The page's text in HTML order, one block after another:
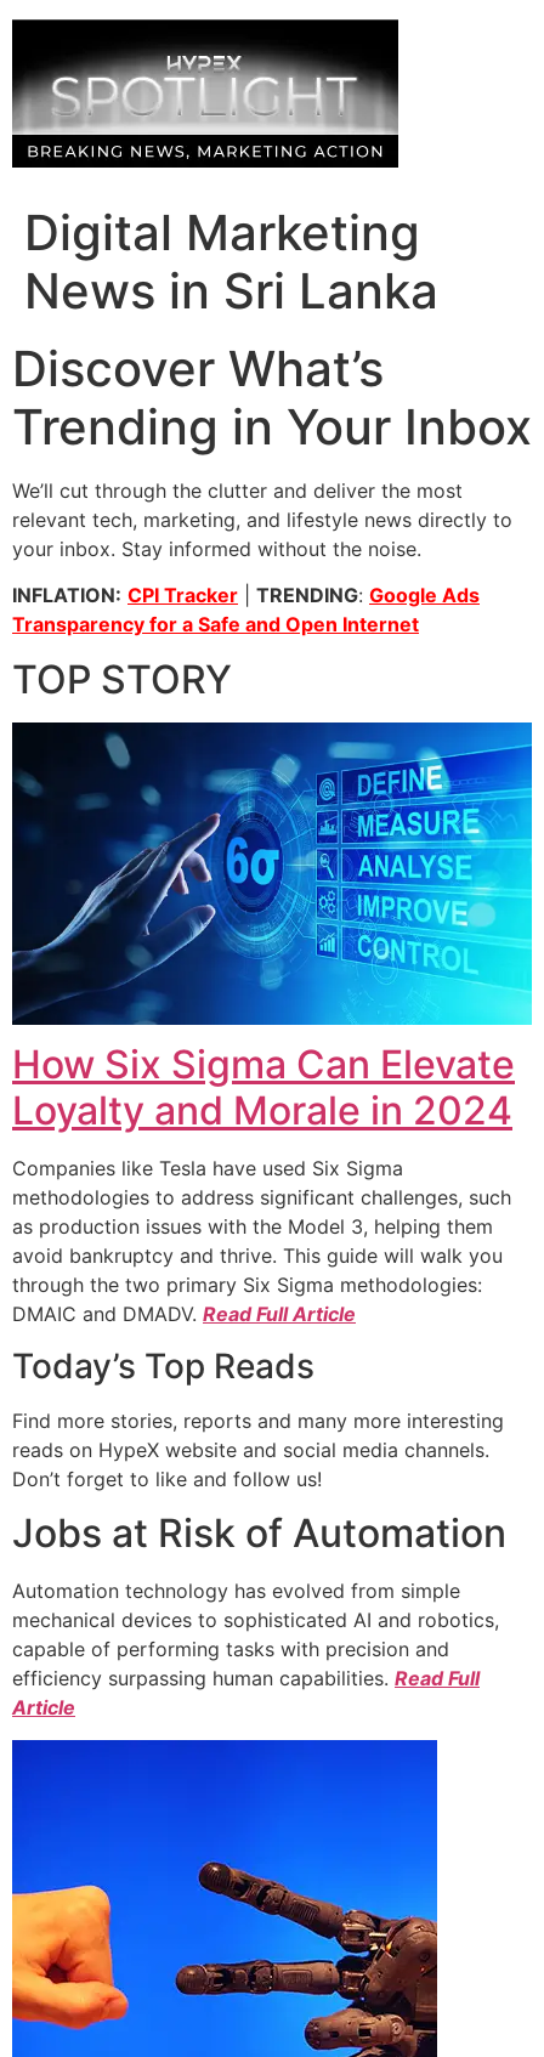
Skip
content
Digital Marketing
News in Sri Lanka
Discover What’s
Trending in Your Inbox
We’ll cut through the clutter and deliver the most
relevant tech, marketing, and lifestyle news directly to
your inbox. Stay informed without the noise.
INFLATION: CPI Tracker TRENDING: Google Ads
Transparency for a Safe and Open Internet
TOP STORY
How Six Sigma Can Elevate
Loyalty and Morale in 2024
Companies like Tesla have used Six Sigma
methodologies to address significant challenges, such
as production issues with the Model 3, helping them
avoid bankruptcy and thrive. This guide will walk you
through the two primary Six Sigma methodologies:
DMAIC and DMADV. Read Full Article
Today’s Top Reads
Find more stories, reports and many more interesting
reads on HypeX website and social media channels.
Don’t forget to like and follow us!
Jobs at Risk of Automation
Automation technology has evolved from simple
mechanical devices to sophisticated AI and robotics,
capable of performing tasks with precision and
efficiency surpassing human capabilities. Read Full
Article